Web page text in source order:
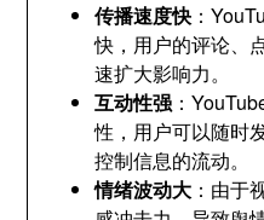
传播速度快 ：
快，用户的评论、
速扩大影响力。
互动性强 ：
性，用户可以随时
控制信息的流动。
情绪波动大 ：由于